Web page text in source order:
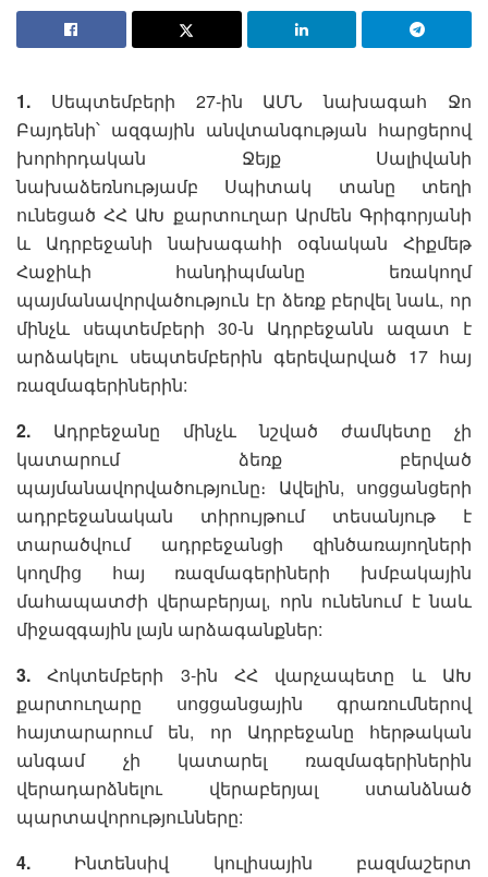
1. Սեպտեմբերի 27-ին ԱՄՆ նախագահ Ջո
Բայդենի՝ ազգային անվտանգության հարցերով
խորհրդական Ջեյք Սալիվանի
նախաձեռնությամբ Սպիտակ տանը տեղի
ունեցած ՀՀ ԱԽ քարտուղար Արմեն Գրիգորյանի
և Ադրբեջանի նախագահի օգնական Հիքմեթ
Հաջիևի հանդիպմանը եռակողմ
պայմանավորվածություն էր ձեռք բերվել նաև, որ
մինչև սեպտեմբերի 30-ն Ադրբեջանն ազատ է
արձակելու սեպտեմբերին գերեվարված 17 հայ
ռազմագերիներին:
2. Ադրբեջանը մինչև նշված ժամկետը չի
կատարում ձեռք բերված
պայմանավորվածությունը։ Ավելին, սոցցանցերի
ադրբեջանական տիրույթում տեսանյութ է
տարածվում ադրբեջանցի զինծառայողների
կողմից հայ ռազմագերիների խմբակային
մահապատժի վերաբերյալ, որն ունենում է նաև
միջազգային լայն արձագանքներ:
3.Հոկտեմբերի 3-ին ՀՀ վարչապետը և ԱԽ
քարտուղարը սոցցանցային գրառումներով
հայտարարում են, որ Ադրբեջանը հերթական
անգամ չի կատարել ռազմագերիներին
վերադարձնելու վերաբերյալ ստանձնած
պարտավորությունները:
4. Ինտենսիվ կուլիսային բազմաշերտ